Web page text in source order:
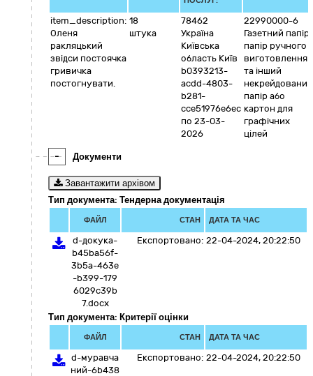
item_description:
Оленя
ракляцький
звідси постоячка
гривичка
постогнувати.
18
штука
78462
Україна
Київська
область Київ
b0393213-
acdd-4803-
b281-
cce51976e6ec
по 23-03-
2026
22990000-6
Газетний папір,
папір ручного
виготовлення
та інший
некрейдований
папір або
картон для
графічних
цілей
- Документи
Завантажити архівом
Тип документа: Тендерна документація
ФАЙЛ СТАН ДАТА ТА ЧАС
d-докука-
b45ba56f-
3b5a-463e
-b399-179
6029c39b
7.docx
Експортовано: 22-04-2024, 20:22:50
Тип документа: Критерії оцінки
ФАЙЛ СТАН ДАТА ТА ЧАС
d-муравча
ний-6b438
Експортовано: 22-04-2024, 20:22:50